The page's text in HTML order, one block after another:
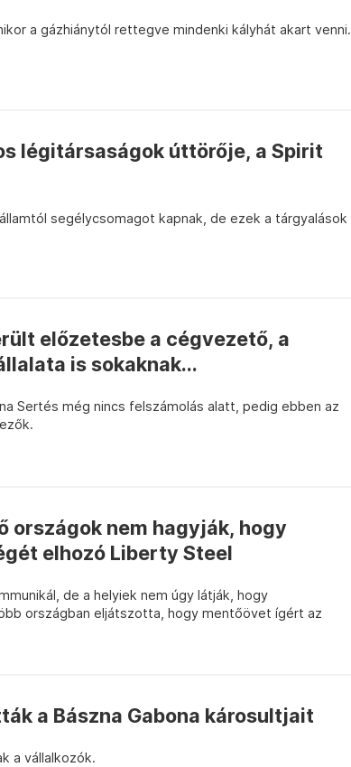
a gázhiánytól rettegve mindenki kályhát akart venni.
légitársaságok úttörője, a Spirit
segélycsomagot kapnak, de ezek a tárgyalások
előzetesbe a cégvezető, a
is sokaknak...
Sertés még nincs felszámolás alatt, pedig ebben az
országok nem hagyják, hogy
elhozó Liberty Steel
de a helyiek nem úgy látják, hogy
országban eljátszotta, hogy mentőövet ígért az
a Bászna Gabona károsultjait
a vállalkozók.